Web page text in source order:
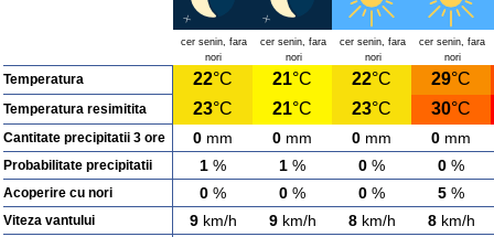
cer senin, fara
nori
cer senin, fara
nori
cer senin, fara
nori
cer senin, fara
nori
Temperatura 22°C 21°C 22°C 29°C
Temperatura resimitita 23°C 21°C 23°C 30°C
Cantitate precipitatii 3 ore 0 mm 0 mm 0 mm 0 mm
Probabilitate precipitatii 1 % 1 % 0 % 0 %
Acoperire cu nori 0 % 0 % 0 % 5 %
Viteza vantului 9km/h 9km/h 8km/h 8km/h